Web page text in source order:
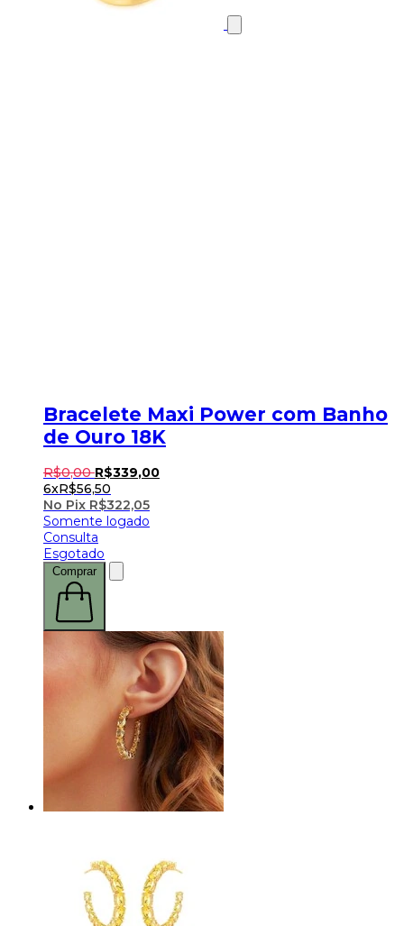
Bracelete Maxi Power com Banho
de Ouro 18K
R$0,00 R$339,00
6xR$56,50
No Pix R$322,05
Somente logado
Consulta
Esgotado
Comprar